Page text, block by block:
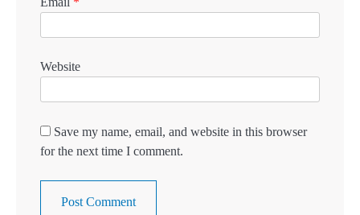
Website
Save my name, email, and website in this browser
for the next time I comment.